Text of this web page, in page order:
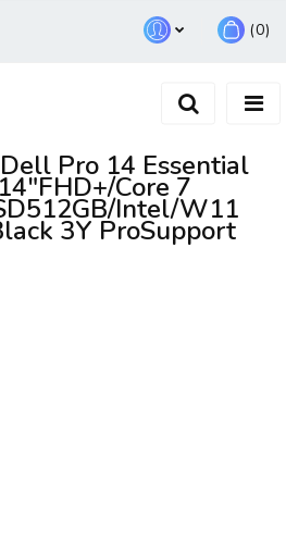
Zarejestruj się
(0)
Pro 14 Essential
Core 7
Intel/W11
3Y ProSupport